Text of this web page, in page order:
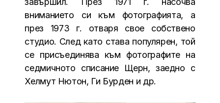
вниманието си към фотографията, а
през 1973 г. отваря свое собствено
студио. След като става популярен, той
се присъединява към фотографите на
седмичното списание Щерн, заедно с
Хелмут Нютон, Ги Бурден и др.